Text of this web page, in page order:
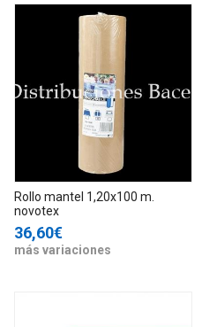
Rollo mantel 1,20x100 m.
novotex
36,60€
más variaciones